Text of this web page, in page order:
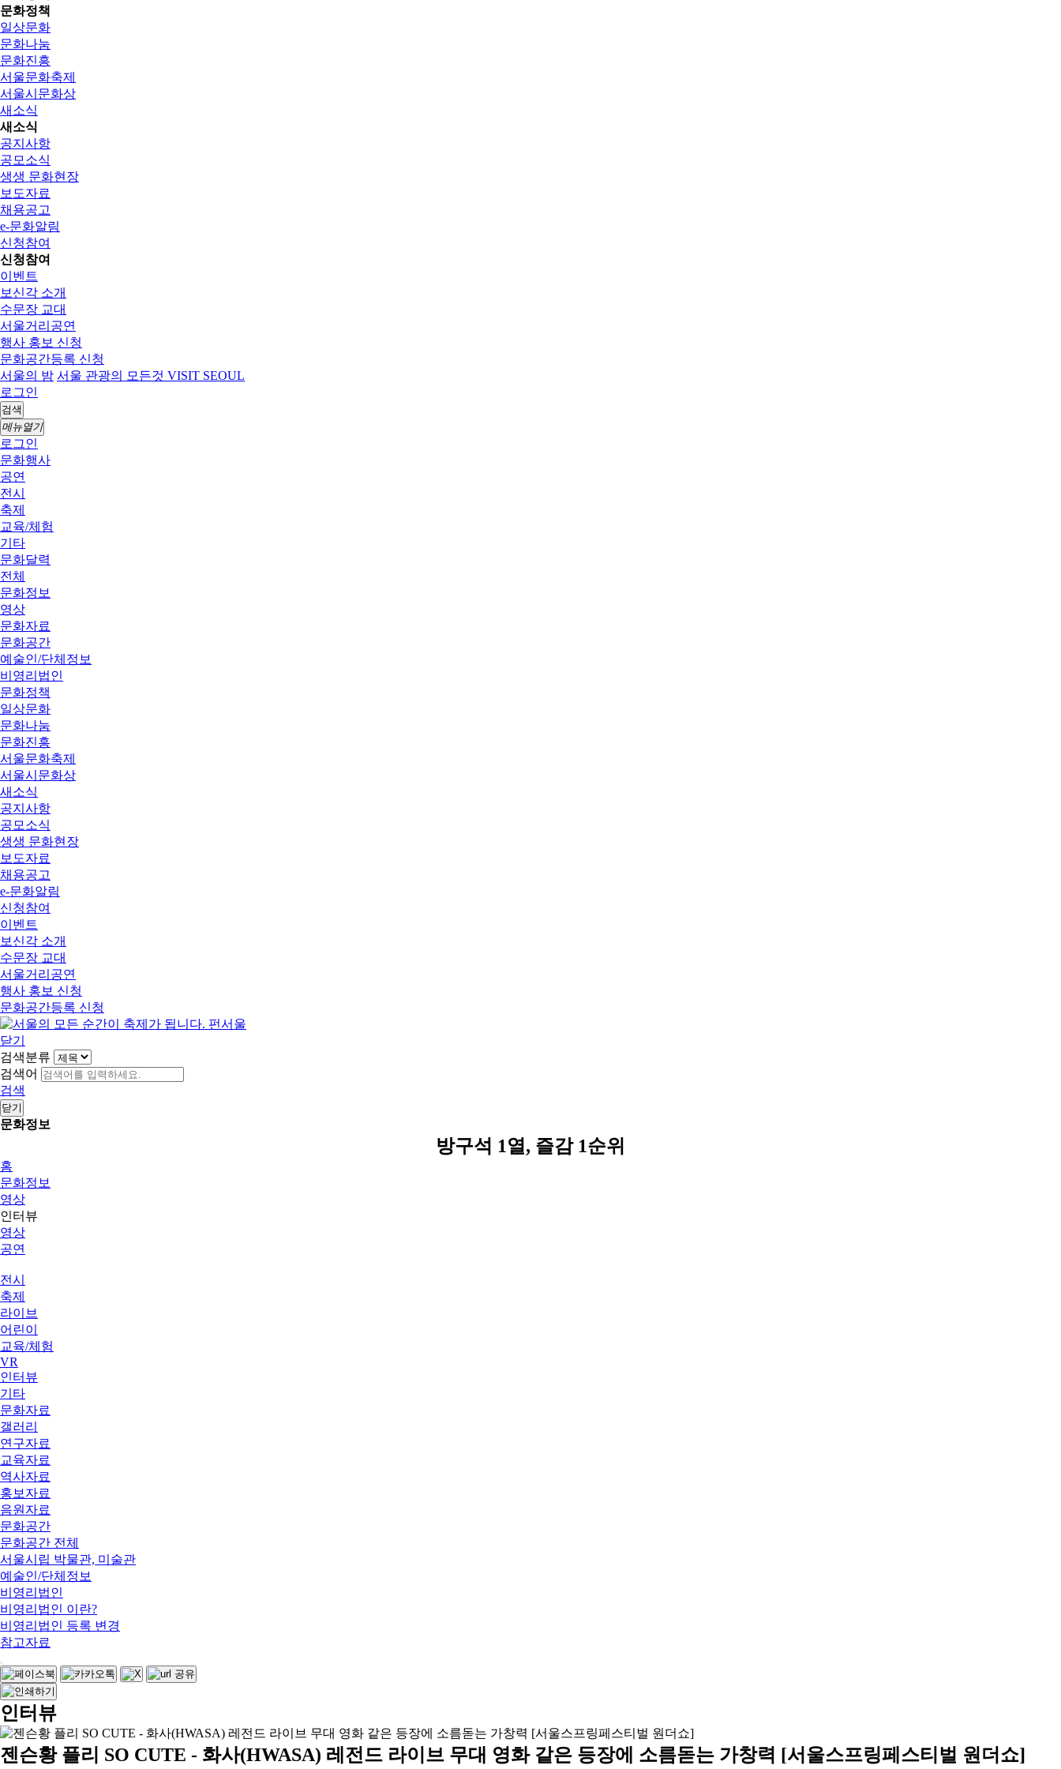
문화정책
일상문화
문화나눔
문화진흥
서울문화축제
서울시문화상
새소식
새소식
공지사항
공모소식
생생 문화현장
보도자료
채용공고
e-문화알림
신청참여
신청참여
이벤트
보신각 소개
수문장 교대
서울거리공연
행사 홍보 신청
문화공간등록 신청
서울의 밤 서울 관광의 모든것 VISIT SEOUL
로그인
검색
메뉴열기
로그인
문화행사
공연
전시
축제
교육/체험
기타
문화달력
전체
문화정보
영상
문화자료
문화공간
예술인/단체정보
비영리법인
문화정책
일상문화
문화나눔
문화진흥
서울문화축제
서울시문화상
새소식
공지사항
공모소식
생생 문화현장
보도자료
채용공고
e-문화알림
신청참여
이벤트
보신각 소개
수문장 교대
서울거리공연
행사 홍보 신청
문화공간등록 신청
닫기
검색분류
검색어
검색
닫기
문화정보
방구석 1열, 즐감 1순위
홈
문화정보
영상
인터뷰
영상
공연
전시
축제
라이브
어린이
교육/체험
VR
인터뷰
기타
문화자료
갤러리
연구자료
교육자료
역사자료
홍보자료
음원자료
문화공간
문화공간 전체
서울시립 박물관, 미술관
예술인/단체정보
비영리법인
비영리법인 이란?
비영리법인 등록 변경
참고자료
인터뷰
젠슨황 플리 SO CUTE - 화사(HWASA) 레전드 라이브 무대 영화 같은 등장에 소름돋는 가창력 [서울스프링페스티벌 원더쇼]